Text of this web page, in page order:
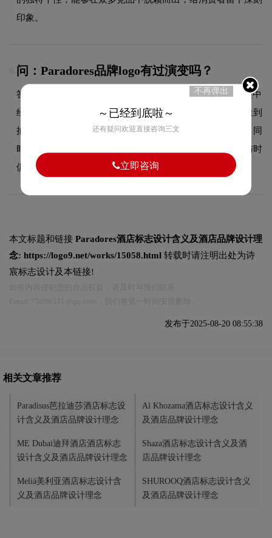
印象。
6. 问：Paradores品牌logo有过演变吗？
答：作为酒店领域的品牌，Paradores的品牌logo在发展过程中
经历了持续优化与迭代，整体呈现出从复杂到简约、从具象到
抽象的现代化演变趋势。每一次更新都紧跟时代审美潮流，同
时保持品牌核心识别元素的延续性，使品牌视觉形象始终与时
俱进，历久弥新。
本文标题和链接 Paradores酒店标志设计含义及酒店品牌设计理
念: https://logo9.net/works/15058.html 转载时请注明出处为诗
宸标志设计及本链接!
发布于2025-08-20 08:55:38
相关文章推荐
Paradisus芭拉迪莎酒店标志设
计含义及酒店品牌设计理念
Al Khozama酒店标志设计含义
及酒店品牌设计理念
ME Dubai迪拜酒店酒店标志
设计含义及酒店品牌设计理念
Shaza酒店标志设计含义及酒
店品牌设计理念
Meliá美利亚酒店标志设计含
义及酒店品牌设计理念
SHUROOQ酒店标志设计含义
及酒店品牌设计理念
不再弹出
～已经到底啦～
还有疑问欢迎直接咨询三文
立即咨询